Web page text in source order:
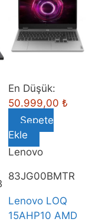
En Düşük:
50.999,00 ₺
Sepete
Ekle
Lenovo
83JG00BMTR
Lenovo LOQ
15AHP10 AMD